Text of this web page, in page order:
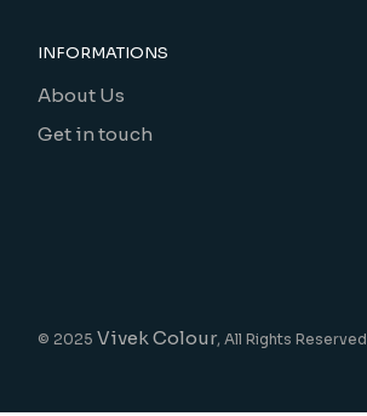
INFORMATIONS
About Us
Get in touch
© 2025 Vivek Colour, All Rights Reserved